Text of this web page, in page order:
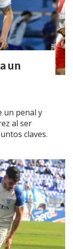
un
un penal y
al ser
claves.